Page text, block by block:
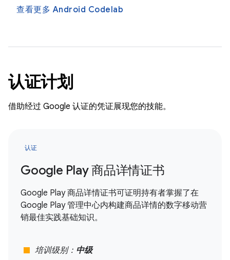
查看更多 Android Codelab
认证计划
借助经过 Google 认证的凭证展现您的技能。
认证
Google Play 商品详情证书
Google Play 商品详情证书可证明持有者掌握了在
Google Play 管理中心内构建商品详情的数字移动营
销最佳实践基础知识。
stop 培训级别： 中级